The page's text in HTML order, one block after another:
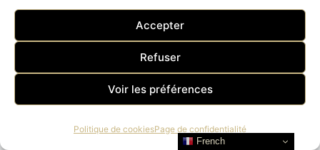
Accepter
Refuser
Voir les préférences
Politique de cookiesPage de confidentialité
https://www.hotelbelami-
paris.com/fr/
Hotel Montalembert –
3, rue Montalembert 75007
Paris –
https://www.hotelmontalembert-
French